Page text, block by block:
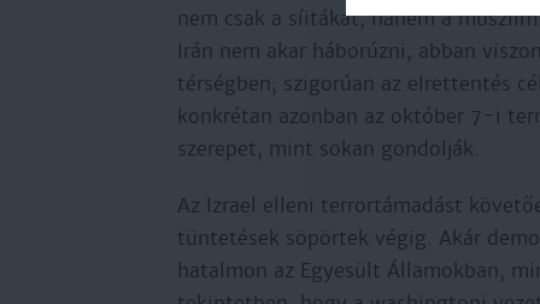
nem csak a síitákat, hanem a
Irán nem akar háborúzni, abban
térségben; szigorúan az elrettentés
konkrétan azonban az október 7-i
szerepet, mint sokan gondolják.
Az Izrael elleni terrortámadást
tüntetések söpörtek végig. Akár
hatalmon az Egyesült Államokban,